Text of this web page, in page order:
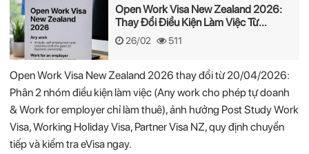
Open Work Visa New Zealand 2026:
Thay Đổi Điều Kiện Làm Việc Từ
20/04/2026
26/02 511
Open Work Visa New Zealand 2026 thay đổi từ 20/04/2026:
Phân 2 nhóm điều kiện làm việc (Any work cho phép tự doanh
& Work for employer chỉ làm thuê), ảnh hưởng Post Study Work
Visa, Working Holiday Visa, Partner Visa NZ, quy định chuyển
tiếp và kiểm tra eVisa ngay.